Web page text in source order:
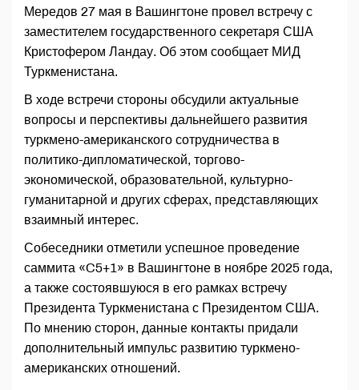
Мередов 27 мая в Вашингтоне провел встречу с
заместителем государственного секретаря США
Кристофером Ландау. Об этом сообщает МИД
Туркменистана.
В ходе встречи стороны обсудили актуальные
вопросы и перспективы дальнейшего развития
туркмено-американского сотрудничества в
политико-дипломатической, торгово-
экономической, образовательной, культурно-
гуманитарной и других сферах, представляющих
взаимный интерес.
Собеседники отметили успешное проведение
саммита «C5+1» в Вашингтоне в ноябре 2025 года,
а также состоявшуюся в его рамках встречу
Президента Туркменистана с Президентом США.
По мнению сторон, данные контакты придали
дополнительный импульс развитию туркмено-
американских отношений.